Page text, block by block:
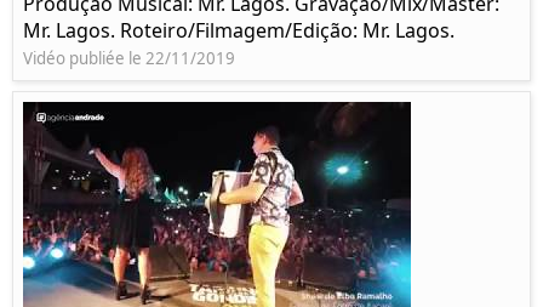
Mr. Lagos. Roteiro/Filmagem/Edição: Mr. Lagos.
Vidéo publiée le 22/11/2019